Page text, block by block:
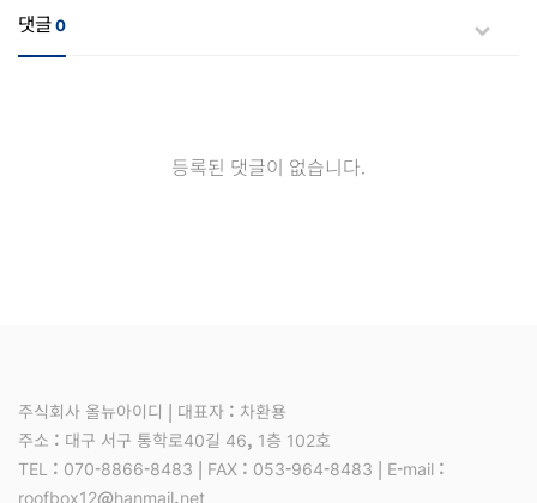
댓글0
등록된 댓글이 없습니다.
주식회사 올뉴아이디 | 대표자 : 차환용
주소 : 대구 서구 통학로40길 46, 1층 102호
TEL : 070-8866-8483 | FAX : 053-964-8483 | E-mail :
roofbox12@hanmail.net